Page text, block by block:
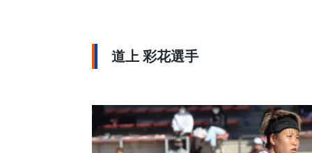
道上 彩花選手